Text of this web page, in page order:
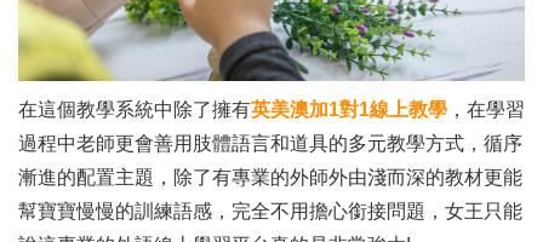
在這個教學系統中除了擁有英美澳加1對1線上教學 ，在學習
過程中老師更會善用肢體語言和道具的多元教學方式，循序
漸進的配置主題，除了有專業的外師外由淺而深的教材更能
幫寶寶慢慢的訓練語感，完全不用擔心銜接問題，女王只能